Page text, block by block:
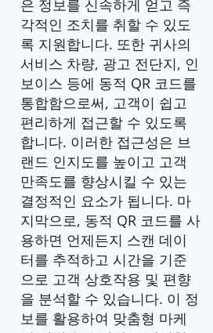
은 정보를 신속하게 얻고 즉
각적인 조치를 취할 수 있도
록 지원합니다. 또한 귀사의
서비스 차량, 광고 전단지, 인
보이스 등에 동적 QR 코드를
통합함으로써, 고객이 쉽고
편리하게 접근할 수 있도록
합니다. 이러한 접근성은 브
랜드 인지도를 높이고 고객
만족도를 향상시킬 수 있는
결정적인 요소가 됩니다. 마
지막으로, 동적 QR 코드를 사
용하면 언제든지 스캔 데이
터를 추적하고 시간을 기준
으로 고객 상호작용 및 편향
을 분석할 수 있습니다. 이 정
보를 활용하여 맞춤형 마케